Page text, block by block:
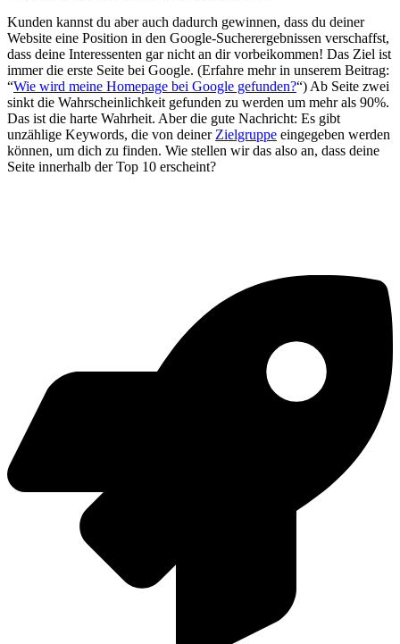
Kunden kannst du aber auch dadurch gewinnen, dass du deiner
Website eine Position in den Google-Sucherergebnissen verschaffst,
dass deine Interessenten gar nicht an dir vorbeikommen! Das Ziel ist
immer die erste Seite bei Google. (Erfahre mehr in unserem Beitrag:
“Wie wird meine Homepage bei Google gefunden?“) Ab Seite zwei
sinkt die Wahrscheinlichkeit gefunden zu werden um mehr als 90%.
Das ist die harte Wahrheit. Aber die gute Nachricht: Es gibt
unzählige Keywords, die von deiner Zielgruppe eingegeben werden
können, um dich zu finden. Wie stellen wir das also an, dass deine
Seite innerhalb der Top 10 erscheint?